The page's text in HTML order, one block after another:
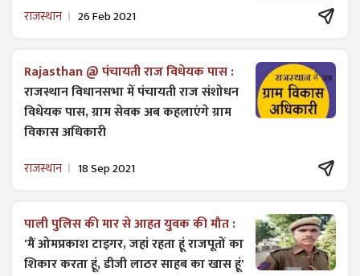
राजस्थान 26 Feb 2021
Rajasthan @ पंचायती राज विधेयक पास :
राजस्थान विधानसभा में पंचायती राज ​संशोधन
विधेयक पास, ग्राम सेवक अब कहलाएंगे ग्राम
विकास अधिकारी
राजस्थान 18 Sep 2021
पाली पुलिस की मार से आहत युवक की मौत :
'मैं ओमप्रकाश टाइगर, जहां रहता हूं राजपूतों का
शिकार करता हूं, डीजी लाठर साहब का खास हूं'